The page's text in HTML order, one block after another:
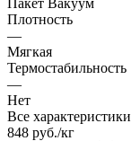
Плотность
—
Мягкая
Термостабильность
—
Нет
Все характеристики
848 руб./кг